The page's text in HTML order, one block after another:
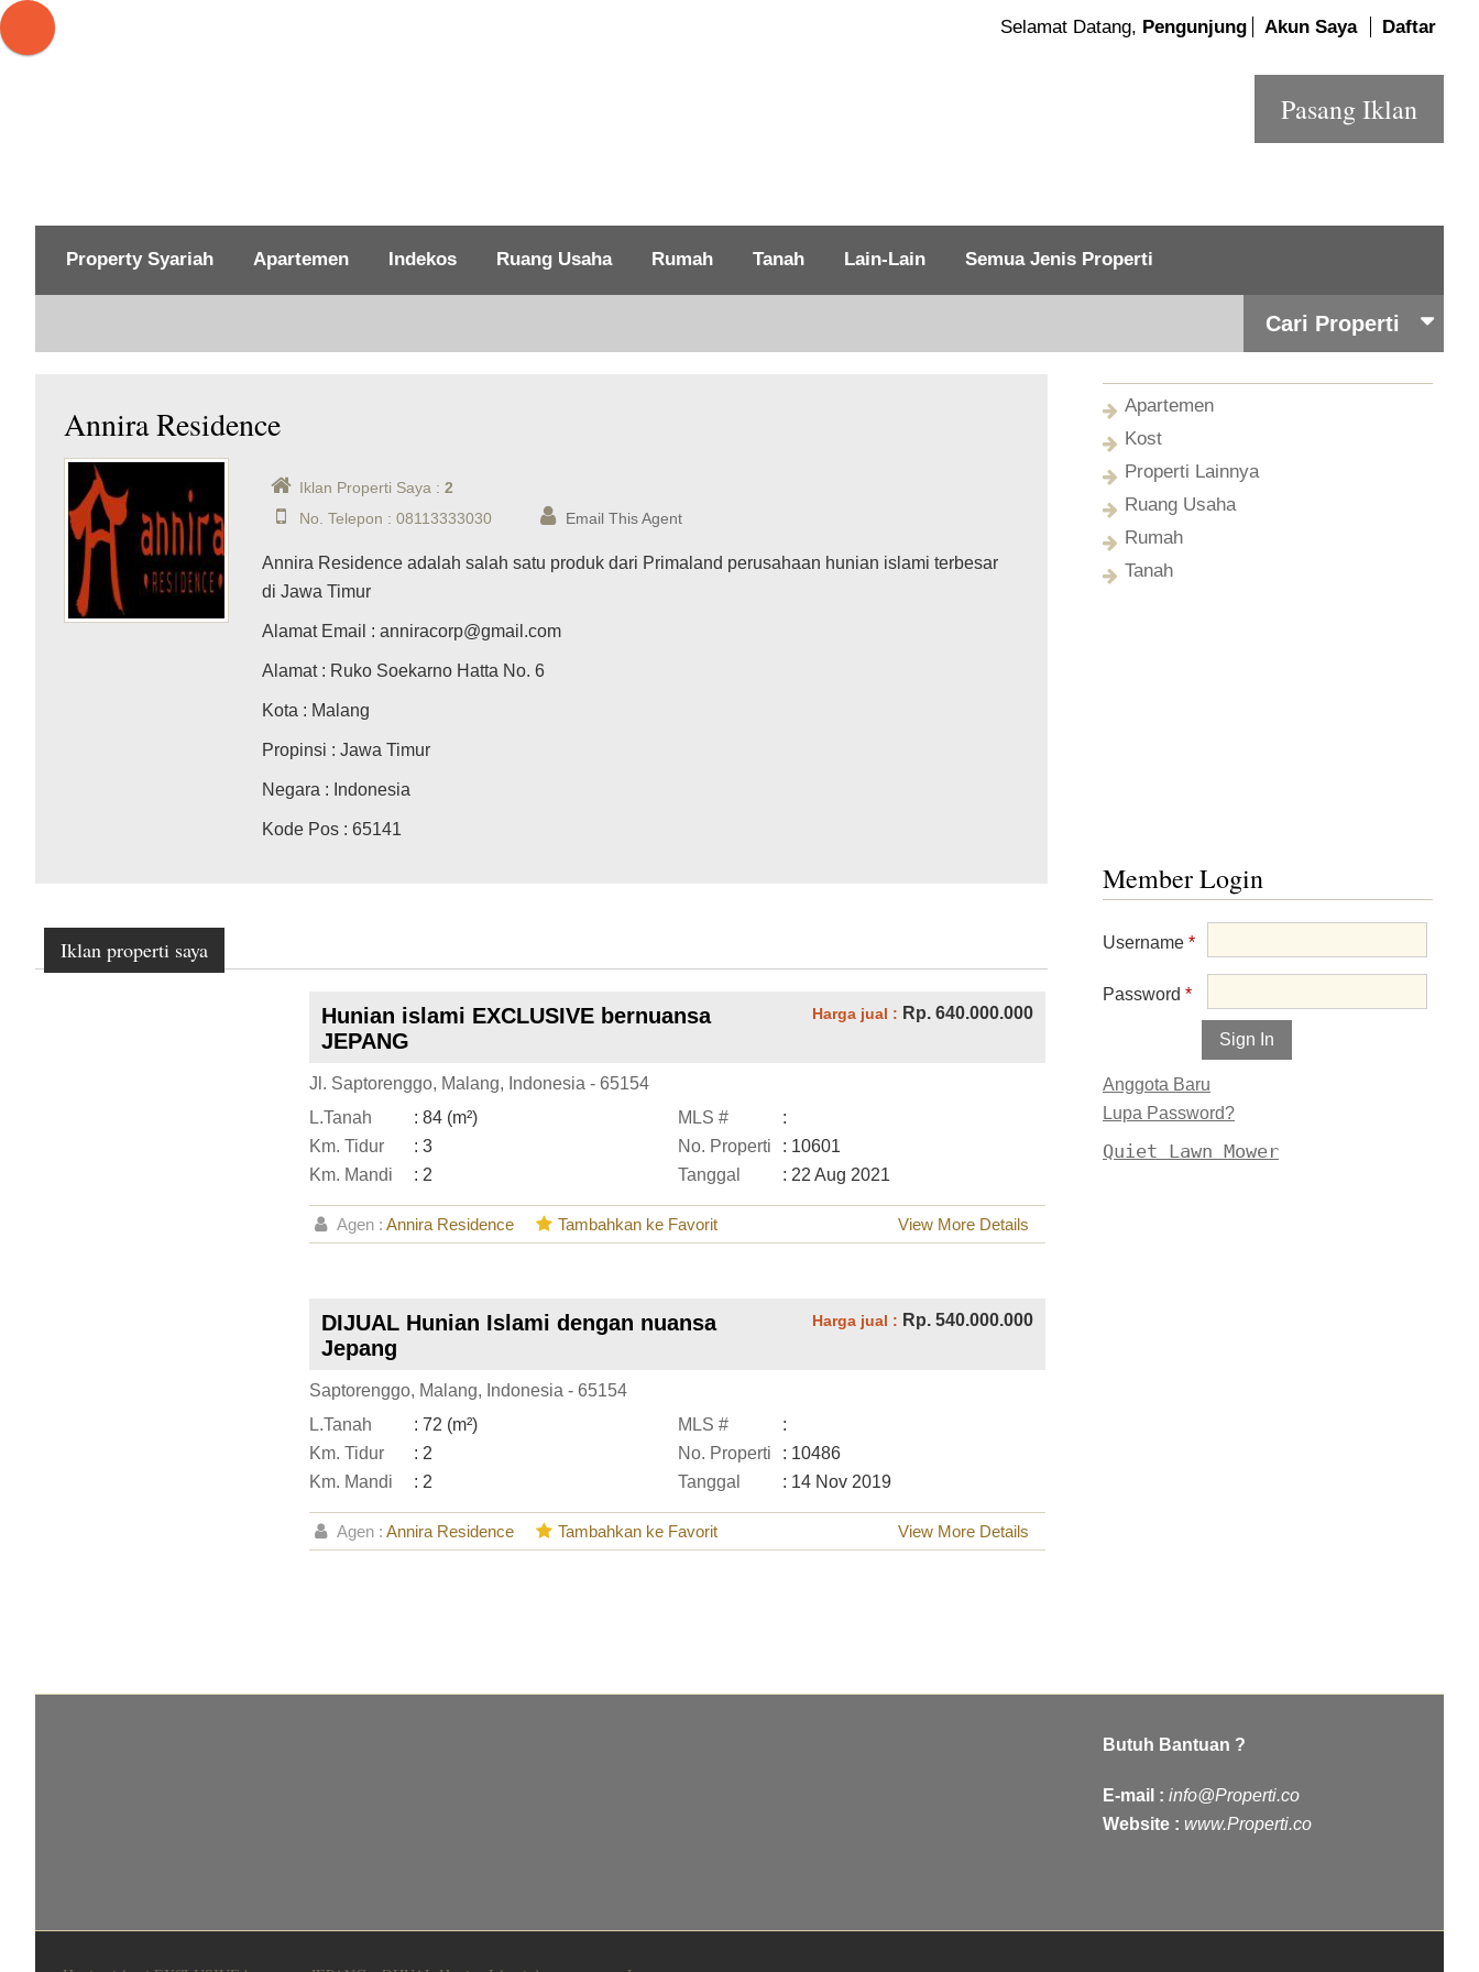
Selamat Datang, Pengunjung Akun Saya Daftar
Pasang Iklan
Property Syariah Apartemen Indekos Ruang Usaha Rumah Tanah Lain-Lain Semua Jenis Properti
Cari Properti
Annira Residence
Iklan Properti Saya : 2
No. Telepon : 08113333030
Email This Agent
Annira Residence adalah salah satu produk dari Primaland perusahaan hunian islami terbesar
di Jawa Timur
Alamat Email : anniracorp@gmail.com
Alamat: Ruko Soekarno Hatta No. 6
Kota : Malang
Propinsi : Jawa Timur
Negara : Indonesia
Kode Pos : 65141
Iklan properti saya
Hunian islami EXCLUSIVE bernuansa
JEPANG
Harga jual : Rp. 640.000.000
Jl. Saptorenggo, Malang, Indonesia - 65154
L.Tanah
: 84 (m²)
Km. Tidur
: 3
Km. Mandi
: 2
MLS #
:
No. Properti
: 10601
Tanggal
: 22 Aug 2021
Agen : Annira Residence Tambahkan ke Favorit View More Details
DIJUAL Hunian Islami dengan nuansa
Jepang
Harga jual : Rp. 540.000.000
Saptorenggo, Malang, Indonesia - 65154
L.Tanah
: 72 (m²)
Km. Tidur
: 2
Km. Mandi
: 2
MLS #
:
No. Properti
: 10486
Tanggal
: 14 Nov 2019
Agen : Annira Residence Tambahkan ke Favorit View More Details
Apartemen
Kost
Properti Lainnya
Ruang Usaha
Rumah
Tanah
Member Login
Username *
Password *
Anggota Baru
Lupa Password?
Quiet Lawn Mower
Butuh Bantuan ?
E-mail : info@Properti.co
Website : www.Properti.co